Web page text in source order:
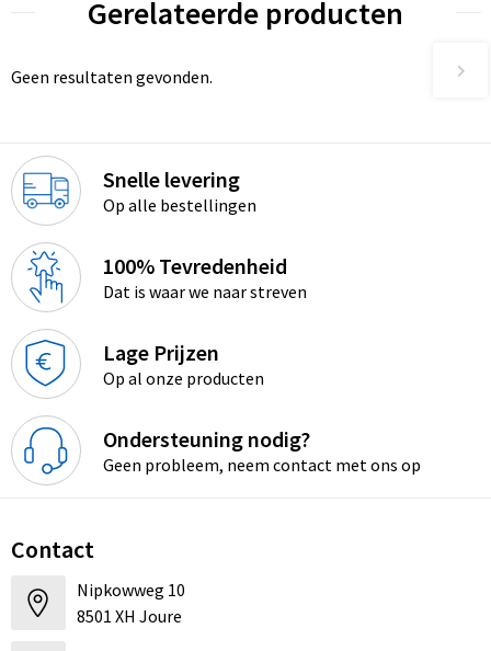
Gerelateerde producten
Geen resultaten gevonden.
Snelle levering
Op alle bestellingen
100% Tevredenheid
Dat is waar we naar streven
Lage Prijzen
Op al onze producten
Ondersteuning nodig?
Geen probleem, neem contact met ons op
Contact
Nipkowweg 10
8501 XH Joure